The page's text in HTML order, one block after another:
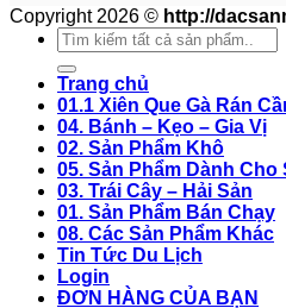
Copyright 2026 © http://
Search
for:
Trang chủ
01.1 Xiên Que Gà Rán
04. Bánh – Kẹo – Gia Vị
02. Sản Phẩm Khô
05. Sản Phẩm Dành
03. Trái Cây – Hải Sản
01. Sản Phẩm Bán Chạy
08. Các Sản Phẩm Khác
Tin Tức Du Lịch
Login
ĐƠN HÀNG CỦA BẠN